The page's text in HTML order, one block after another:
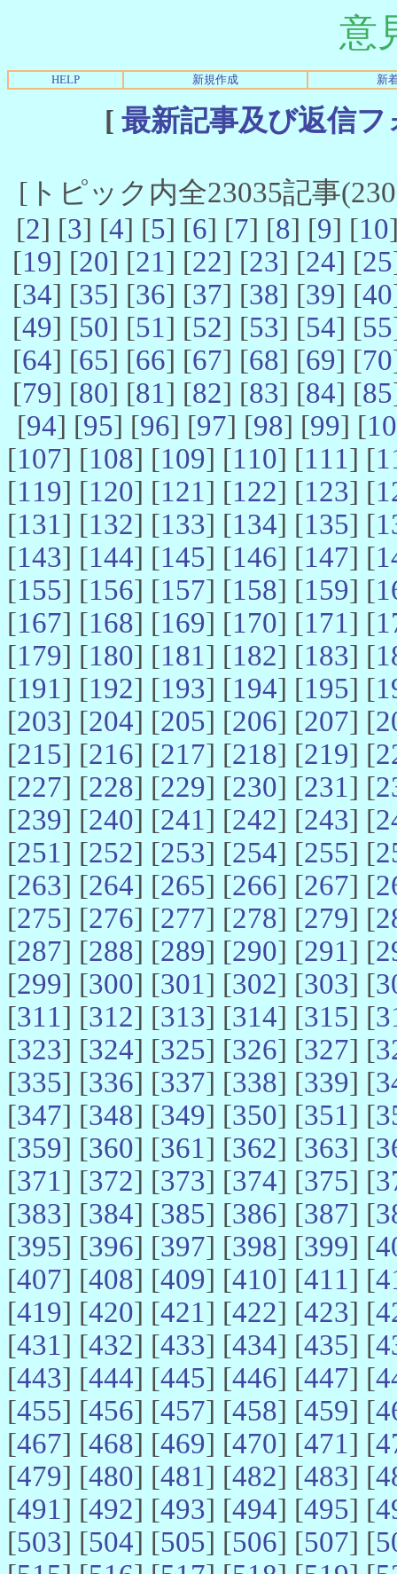
意
HELP 新規作成 新
[ 最新記事及び返信
[トピック内全23035記事
[2] [3] [4] [5] [6] [7] [8] [9] [10
[19] [20] [21] [22] [23] [24] [25
[34] [35] [36] [37] [38] [39] [40
[49] [50] [51] [52] [53] [54] [55
[64] [65] [66] [67] [68] [69] [70
[79] [80] [81] [82] [83] [84] [85
[94] [95] [96] [97] [98] [99] [
[107] [108] [109] [110] [111] [
[119] [120] [121] [122] [123] [
[131] [132] [133] [134] [135] [
[143] [144] [145] [146] [147] [
[155] [156] [157] [158] [159] [
[167] [168] [169] [170] [171] [
[179] [180] [181] [182] [183] [
[191] [192] [193] [194] [195] [
[203] [204] [205] [206] [207] [
[215] [216] [217] [218] [219] [
[227] [228] [229] [230] [231] [
[239] [240] [241] [242] [243] [
[251] [252] [253] [254] [255] [
[263] [264] [265] [266] [267] [
[275] [276] [277] [278] [279] [
[287] [288] [289] [290] [291] [
[299] [300] [301] [302] [303] [
[311] [312] [313] [314] [315] [
[323] [324] [325] [326] [327] [
[335] [336] [337] [338] [339] [
[347] [348] [349] [350] [351] [
[359] [360] [361] [362] [363] [
[371] [372] [373] [374] [375] [
[383] [384] [385] [386] [387] [
[395] [396] [397] [398] [399] [
[407] [408] [409] [410] [411] [
[419] [420] [421] [422] [423] [
[431] [432] [433] [434] [435] [
[443] [444] [445] [446] [447] [
[455] [456] [457] [458] [459] [
[467] [468] [469] [470] [471] [
[479] [480] [481] [482] [483] [
[491] [492] [493] [494] [495] [
[503] [504] [505] [506] [507] [